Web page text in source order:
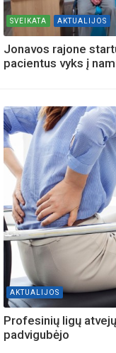
SVEIKATA AKTUALIJOS
Jonavos rajone
pacientus vyks į
AKTUALIJOS
Profesinių ligų
padvigubėjo